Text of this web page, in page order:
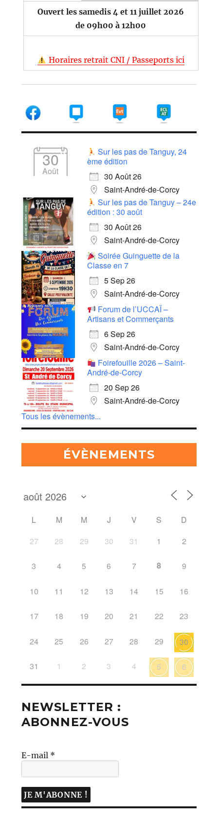
Ouvert les samedis 4 et 11 juillet 2026
de 09h00 à 12h00
Horaires retrait CNI / Passeports ici
30
Août
Sur les pas de Tanguy, 24
ème édition
30 Août 26
Saint-André-de-Corcy
Sur les pas de Tanguy – 24e
édition : 30 août
30 Août 26
Saint-André-de-Corcy
Soirée Guinguette de la
Classe en 7
5 Sep 26
Saint-André-de-Corcy
Forum de l’UCCAÏ –
Artisans et Commerçants
6 Sep 26
Saint-André-de-Corcy
Foirefouille 2026 – Saint-
André-de-Corcy
20 Sep 26
Saint-André-de-Corcy
Tous les évènements...
ÉVÈNEMENTS
L M M J V S
D
27
28 29 30 31 1 2
3 4 5 6 7 8 9
10 11 12 13 14 15 16
17 18 19 20 21 22 23
24 25 26 27 28 29 30
31 1 2 3 4 5 6
NEWSLETTER :
ABONNEZ-VOUS
E-mail *